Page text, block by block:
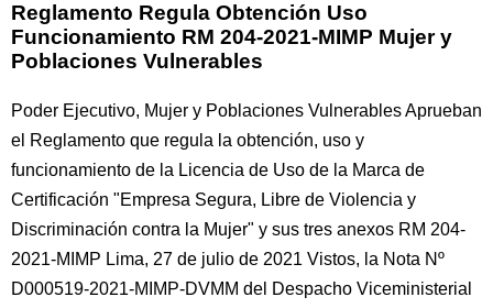
Reglamento Regula Obtención Uso
Funcionamiento RM 204-2021-MIMP Mujer y
Poblaciones Vulnerables
Poder Ejecutivo, Mujer y Poblaciones Vulnerables Aprueban
el Reglamento que regula la obtención, uso y
funcionamiento de la Licencia de Uso de la Marca de
Certificación "Empresa Segura, Libre de Violencia y
Discriminación contra la Mujer" y sus tres anexos RM 204-
2021-MIMP Lima, 27 de julio de 2021 Vistos, la Nota Nº
D000519-2021-MIMP-DVMM del Despacho Viceministerial